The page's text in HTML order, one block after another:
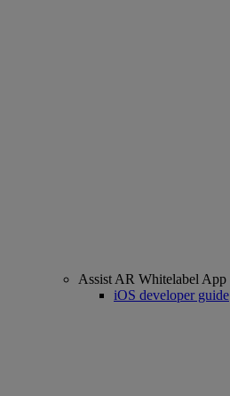
Assist AR Whitelabel App
iOS developer guide